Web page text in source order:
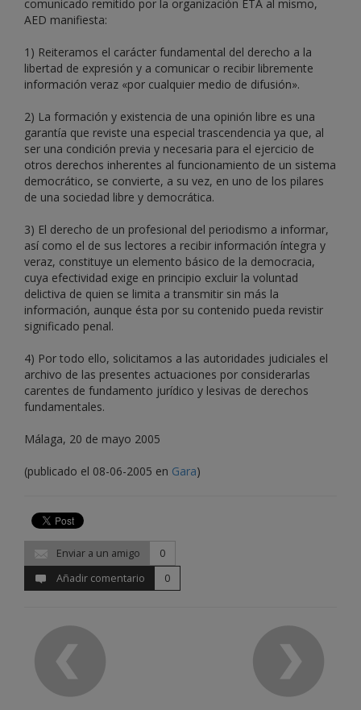
comunicado remitido por la organización ETA al mismo,
AED manifiesta:
1) Reiteramos el carácter fundamental del derecho a la
libertad de expresión y a comunicar o recibir libremente
información veraz «por cualquier medio de difusión».
2) La formación y existencia de una opinión libre es una
garantía que reviste una especial trascendencia ya que, al
ser una condición previa y necesaria para el ejercicio de
otros derechos inherentes al funcionamiento de un sistema
democrático, se convierte, a su vez, en uno de los pilares
de una sociedad libre y democrática.
3) El derecho de un profesional del periodismo a informar,
así como el de sus lectores a recibir información íntegra y
veraz, constituye un elemento básico de la democracia,
cuya efectividad exige en principio excluir la voluntad
delictiva de quien se limita a transmitir sin más la
información, aunque ésta por su contenido pueda revistir
significado penal.
4) Por todo ello, solicitamos a las autoridades judiciales el
archivo de las presentes actuaciones por considerarlas
carentes de fundamento jurídico y lesivas de derechos
fundamentales.
Málaga, 20 de mayo 2005
(publicado el 08-06-2005 en Gara)
Enviar a un amigo
0
Añadir comentario
0